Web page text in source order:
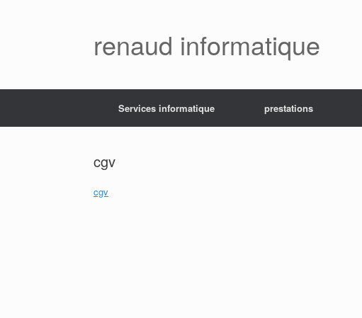
renaud informatique
Services informatique prestations
cgv
cgv